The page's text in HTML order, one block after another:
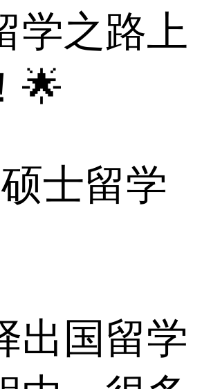
学之路上
🌟
士留学
出国留学